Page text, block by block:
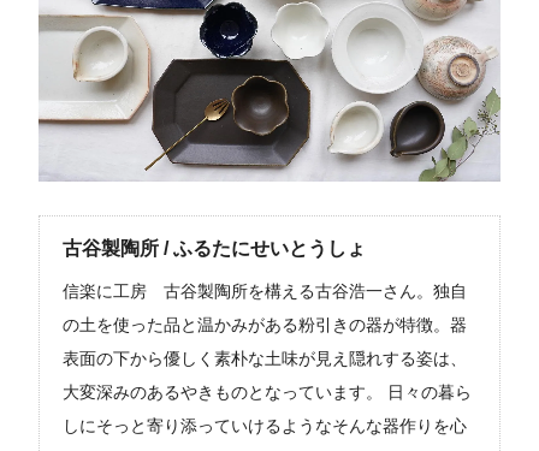
古谷製陶所 / ふるたにせいとうしょ
信楽に工房 古谷製陶所を構える古谷浩一さん。独自
の土を使った品と温かみがある粉引きの器が特徴。器
表面の下から優しく素朴な土味が見え隠れする姿は、
大変深みのあるやきものとなっています。 日々の暮ら
しにそっと寄り添っていけるようなそんな器作りを心